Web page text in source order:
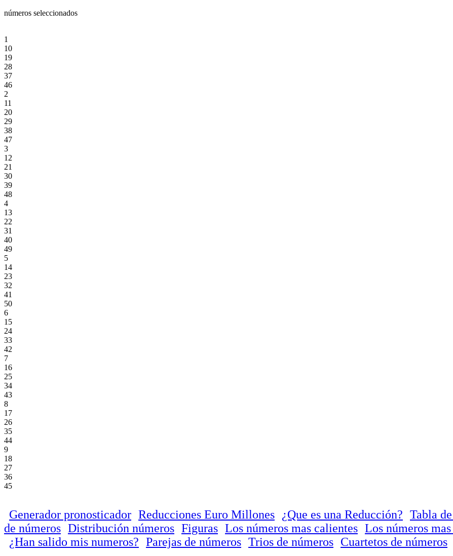
números seleccionados
1
10
19
28
37
46
2
11
20
29
38
47
3
12
21
30
39
48
4
13
22
31
40
49
5
14
23
32
41
50
6
15
24
33
42
7
16
25
34
43
8
17
26
35
44
9
18
27
36
45
Generador pronosticador Reducciones Euro Millones ¿Que es una Reducción? Tabla
de números Distribución números Figuras Los números mas calientes Los números
¿Han salido mis numeros? Parejas de números Trios de números Cuartetos de números